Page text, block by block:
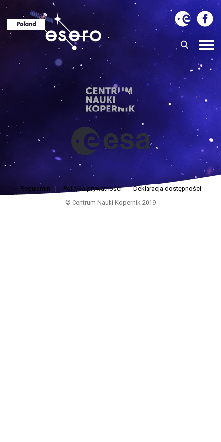
Regulamin | Polityka prywatności
Deklaracja dostępności
© Centrum Nauki Kopernik 2019